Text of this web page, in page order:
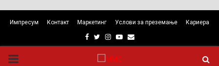
Импресум Контакт Маркетинг Услови за преземање Кариера
Facebook
TwitterInstagram
Youtube
Email
PRIMARY